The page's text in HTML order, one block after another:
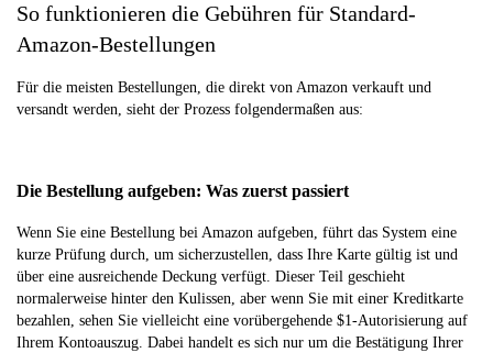
So funktionieren die Gebühren für Standard-
Amazon-Bestellungen
Für die meisten Bestellungen, die direkt von Amazon verkauft und
versandt werden, sieht der Prozess folgendermaßen aus:
Die Bestellung aufgeben: Was zuerst passiert
Wenn Sie eine Bestellung bei Amazon aufgeben, führt das System eine
kurze Prüfung durch, um sicherzustellen, dass Ihre Karte gültig ist und
über eine ausreichende Deckung verfügt. Dieser Teil geschieht
normalerweise hinter den Kulissen, aber wenn Sie mit einer Kreditkarte
bezahlen, sehen Sie vielleicht eine vorübergehende $1-Autorisierung auf
Ihrem Kontoauszug. Dabei handelt es sich nur um die Bestätigung Ihrer